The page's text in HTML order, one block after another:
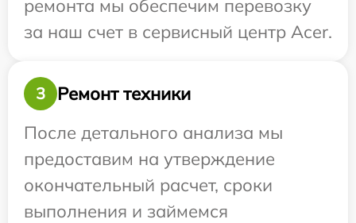
ремонта мы обеспечим перевозку
за наш счет в сервисный центр Acer.
3
Ремонт техники
После детального анализа мы
предоставим на утверждение
окончательный расчет, сроки
выполнения и займемся